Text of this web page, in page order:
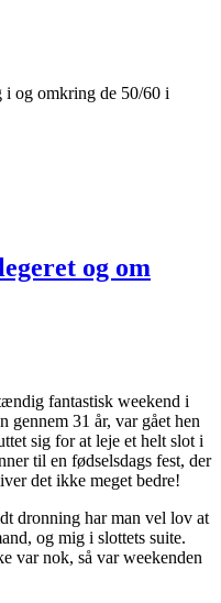
og omkring de 50/60 i
og om
fantastisk weekend i
31 år, var gået hen
sig for at leje et helt slot i
til en fødselsdags fest, der
det ikke meget bedre!
dronning har man vel lov at
og mig i slottets suite.
var nok, så var weekenden